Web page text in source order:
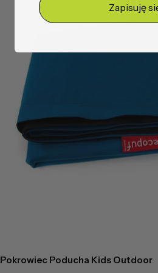
Pokrowiec Poducha Kids Outdoor
Zapisuję